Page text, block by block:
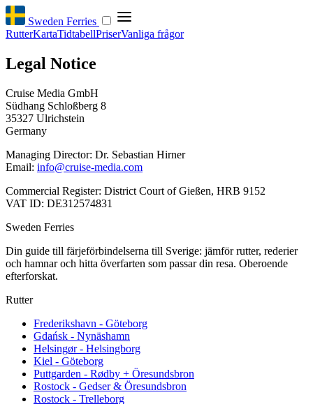
Sweden Ferries
RutterKartaTidtabellPriserVanliga frågor
Legal Notice
Cruise Media GmbH
Südhang Schloßberg 8
35327 Ulrichstein
Germany
Managing Director: Dr. Sebastian Hirner
Email: info@cruise-media.com
Commercial Register: District Court of Gießen, HRB 9152
VAT ID: DE312574831
Sweden Ferries
Din guide till färjeförbindelserna till Sverige: jämför rutter, rederier
och hamnar och hitta överfarten som passar din resa. Oberoende
efterforskat.
Rutter
Frederikshavn - Göteborg
Gdańsk - Nynäshamn
Helsingør - Helsingborg
Kiel - Göteborg
Puttgarden - Rødby + Öresundsbron
Rostock - Gedser & Öresundsbron
Rostock - Trelleborg